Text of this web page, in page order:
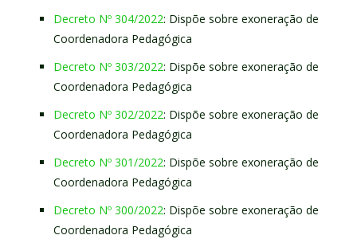
Decreto Nº 304/2022: Dispõe sobre exoneração de
Coordenadora Pedagógica
Decreto Nº 303/2022: Dispõe sobre exoneração de
Coordenadora Pedagógica
Decreto Nº 302/2022: Dispõe sobre exoneração de
Coordenadora Pedagógica
Decreto Nº 301/2022: Dispõe sobre exoneração de
Coordenadora Pedagógica
Decreto Nº 300/2022: Dispõe sobre exoneração de
Coordenadora Pedagógica